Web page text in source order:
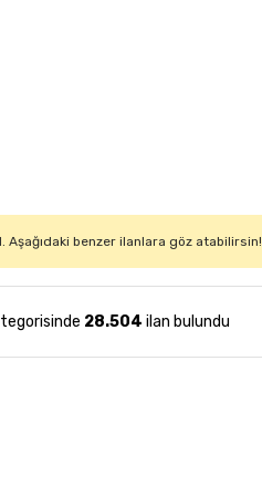
Aşağıdaki benzer ilanlara göz atabilirsin!
28.504 ilan bulundu